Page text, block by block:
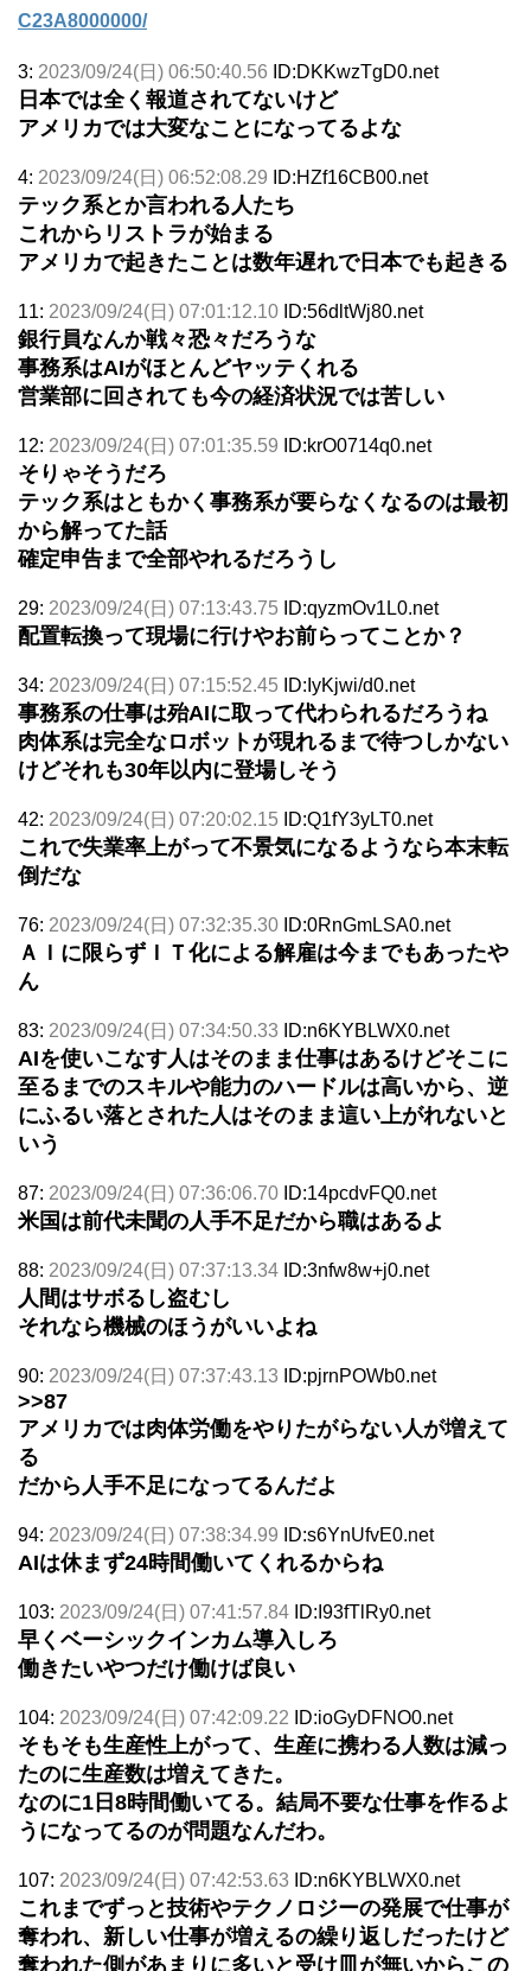
C23A8000000/
3: 2023/09/24(日) 06:50:40.56 ID:DKKwzTgD0.net
日本では全く報道されてないけど
アメリカでは大変なことになってるよな
4: 2023/09/24(日) 06:52:08.29 ID:HZf16CB00.net
テック系とか言われる人たち
これからリストラが始まる
アメリカで起きたことは数年遅れで日本でも起きる
11: 2023/09/24(日) 07:01:12.10 ID:56dltWj80.net
銀行員なんか戦々恐々だろうな
事務系はAIがほとんどヤッテくれる
営業部に回されても今の経済状況では苦しい
12: 2023/09/24(日) 07:01:35.59 ID:krO0714q0.net
そりゃそうだろ
テック系はともかく事務系が要らなくなるのは最初
から解ってた話
確定申告まで全部やれるだろうし
29: 2023/09/24(日) 07:13:43.75 ID:qyzmOv1L0.net
配置転換って現場に行けやお前らってことか？
34: 2023/09/24(日) 07:15:52.45 ID:IyKjwi/d0.net
事務系の仕事は殆AIに取って代わられるだろうね
肉体系は完全なロボットが現れるまで待つしかない
けどそれも30年以内に登場しそう
42: 2023/09/24(日) 07:20:02.15 ID:Q1fY3yLT0.net
これで失業率上がって不景気になるようなら本末転
倒だな
76: 2023/09/24(日) 07:32:35.30 ID:0RnGmLSA0.net
ＡＩに限らずＩＴ化による解雇は今までもあったや
ん
83: 2023/09/24(日) 07:34:50.33 ID:n6KYBLWX0.net
AIを使いこなす人はそのまま仕事はあるけどそこに
至るまでのスキルや能力のハードルは高いから、逆
にふるい落とされた人はそのまま這い上がれないと
いう
87: 2023/09/24(日) 07:36:06.70 ID:14pcdvFQ0.net
米国は前代未聞の人手不足だから職はあるよ
88: 2023/09/24(日) 07:37:13.34 ID:3nfw8w+j0.net
人間はサボるし盗むし
それなら機械のほうがいいよね
90: 2023/09/24(日) 07:37:43.13 ID:pjrnPOWb0.net
>>87
アメリカでは肉体労働をやりたがらない人が増えて
る
だから人手不足になってるんだよ
94: 2023/09/24(日) 07:38:34.99 ID:s6YnUfvE0.net
AIは休まず24時間働いてくれるからね
103: 2023/09/24(日) 07:41:57.84 ID:I93fTlRy0.net
早くベーシックインカム導入しろ
働きたいやつだけ働けば良い
104: 2023/09/24(日) 07:42:09.22 ID:ioGyDFNO0.net
そもそも生産性上がって、生産に携わる人数は減っ
たのに生産数は増えてきた。
なのに1日8時間働いてる。結局不要な仕事を作るよ
うになってるのが問題なんだわ。
107: 2023/09/24(日) 07:42:53.63 ID:n6KYBLWX0.net
これまでずっと技術やテクノロジーの発展で仕事が
奪われ、新しい仕事が増えるの繰り返しだったけど
奪われた側があまりに多いと受け皿が無いからこの